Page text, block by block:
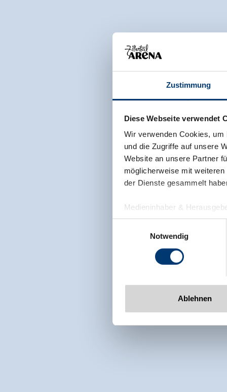
Zustimmung
Diese Webseite verwendet
Wir verwenden Cookies,
und die Zugriffe auf unsere
Website an unsere Partner
möglicherweise mit
der Dienste gesammelt
Medieninhaber &
Zeller Bergbahnen Zillertal
Rohr 23// A-6280 Zell am Ziller
www.zillertalarena.com
Notwendig
Ablehnen